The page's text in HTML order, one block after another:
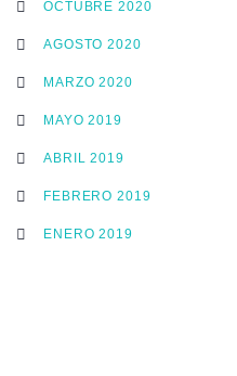
OCTUBRE 2020
AGOSTO 2020
MARZO 2020
MAYO 2019
ABRIL 2019
FEBRERO 2019
ENERO 2019